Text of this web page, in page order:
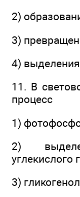
2)
3)
4)
11. В
процесс
1)
2)
углекислого
3)